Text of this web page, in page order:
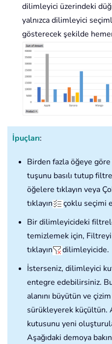
dilimleyici üzerindeki
yalnızca dilimleyici
gösterecek şekilde
İpuçları:
Birden fazla öğeye
tuşunu basılı tutup
öğelere tıklayın veya
tıklayın
çoklu seçimi
Bir dilimleyicideki
temizlemek için,
tıklayın
dilimleyicide.
İsterseniz, dilimleyici
entegre edebilirsiniz.
alanını büyütün ve
sürükleyerek küçültün.
kutusunu yeni
Aşağıdaki demoya